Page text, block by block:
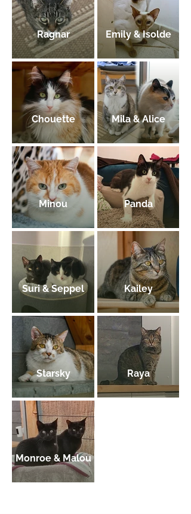
Ragnar Emily & Isolde
Chouette Mila & Alice
Minou Panda
Suri & Seppel Kailey
Starsky Raya
Monroe & Malou